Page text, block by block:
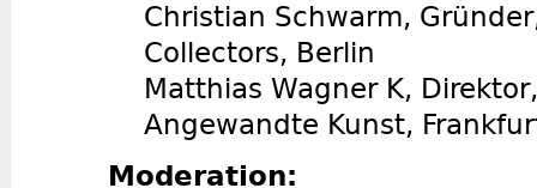
Christian Schwarm,
Collectors, Berlin
Matthias Wagner K,
Angewandte Kunst,
Moderation: